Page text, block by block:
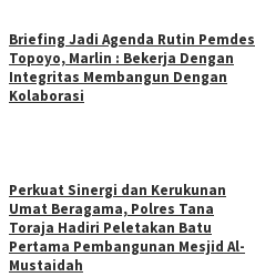
Briefing Jadi Agenda Rutin Pemdes
Topoyo, Marlin : Bekerja Dengan
Integritas Membangun Dengan
Kolaborasi
Perkuat Sinergi dan Kerukunan
Umat Beragama, Polres Tana
Toraja Hadiri Peletakan Batu
Pertama Pembangunan Mesjid Al-
Mustaidah